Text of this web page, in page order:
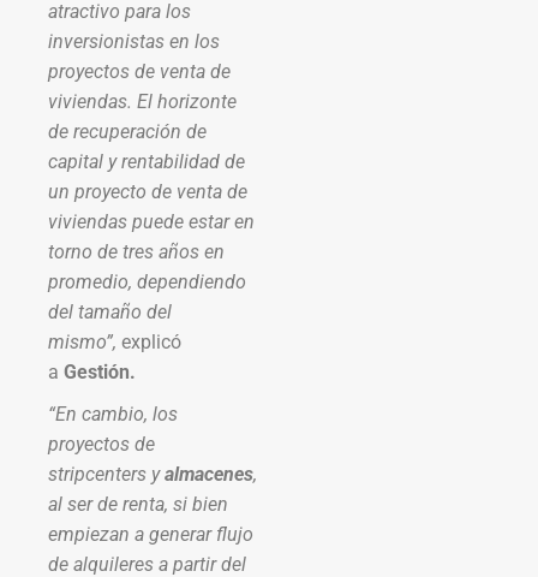
atractivo para los
inversionistas en los
proyectos de venta de
viviendas. El horizonte
de recuperación de
capital y rentabilidad de
un proyecto de venta de
viviendas puede estar en
torno de tres años en
promedio, dependiendo
del tamaño del
mismo”, explicó
a Gestión.
“En cambio, los
proyectos de
stripcenters yalmacenes,
al ser de renta, si bien
empiezan a generar flujo
de alquileres a partir del